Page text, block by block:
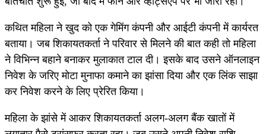
कथित महिला ने खुद को एक गेमिंग कंपनी और आईटी कंपनी में कार्यरत
बताया। जब शिकायतकर्ता ने परिवार से मिलने की बात कही तो महिला
ने विभिन्न बहाने बनाकर मुलाकात टाल दी। इसके बाद उसने ऑनलाइन
निवेश के जरिए मोटा मुनाफा कमाने का झांसा दिया और एक लिंक साझा
कर निवेश करने के लिए प्रेरित किया।
महिला के झांसे में आकर शिकायतकर्ता अलग-अलग बैंक खातों में